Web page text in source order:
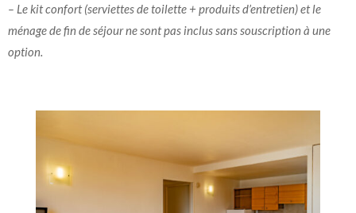
– Le kit confort (serviettes de toilette + produits d’entretien) et le
ménage de fin de séjour ne sont pas inclus sans souscription à une
option.